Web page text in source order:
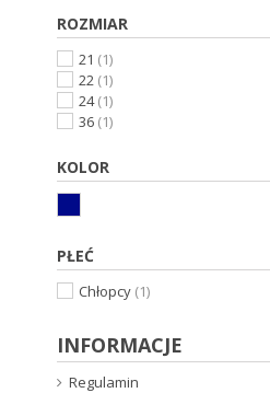
ROZMIAR
21 (1)
22 (1)
24(1)
36 (1)
KOLOR
PŁEĆ
Chłopcy (1)
INFORMACJE
Regulamin